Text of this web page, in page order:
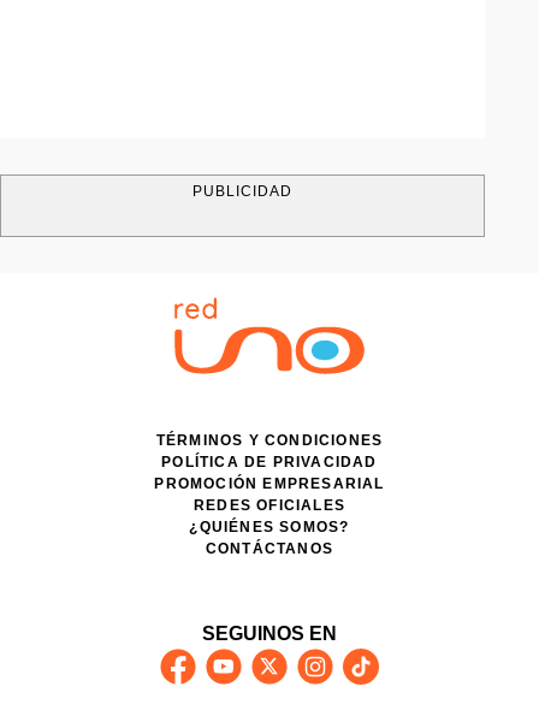
PUBLICIDAD
TÉRMINOS Y CONDICIONES
POLÍTICA DE PRIVACIDAD
PROMOCIÓN EMPRESARIAL
REDES OFICIALES
¿QUIÉNES SOMOS?
CONTÁCTANOS
SEGUINOS EN